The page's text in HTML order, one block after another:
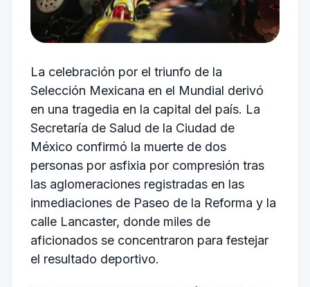
La celebración por el triunfo de la
Selección Mexicana en el Mundial derivó
en una tragedia en la capital del país. La
Secretaría de Salud de la Ciudad de
México confirmó la muerte de dos
personas por asfixia por compresión tras
las aglomeraciones registradas en las
inmediaciones de Paseo de la Reforma y la
calle Lancaster, donde miles de
aficionados se concentraron para festejar
el resultado deportivo.